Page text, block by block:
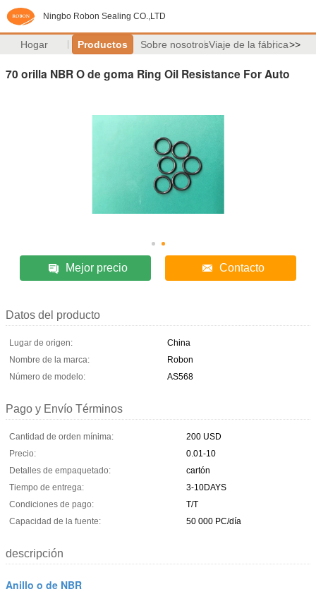
Ningbo Robon Sealing CO.,LTD
Hogar Productos Sobre nosotrosViaje de la fábrica>>
70 orilla NBR O de goma Ring Oil Resistance For Auto
Mejor precio Contacto
Datos del producto
Lugar de origen:
China
Nombre de la marca:
Robon
Número de modelo:
AS568
Pago y Envío Términos
Cantidad de orden mínima:
200 USD
Precio:
0.01-10
Detalles de empaquetado:
cartón
Tiempo de entrega:
3-10DAYS
Condiciones de pago:
T/T
Capacidad de la fuente:
50 000 PC/día
descripción
Anillo o de NBR